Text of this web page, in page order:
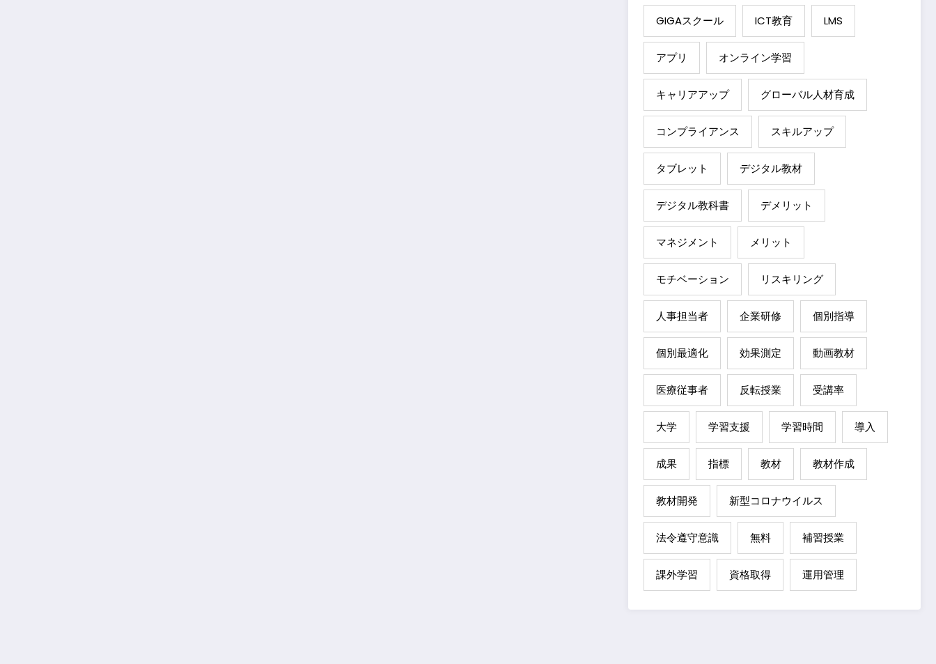
GIGAスクール ICT教育 LMS
アプリ オンライン学習
キャリアアップ グローバル人材育成
コンプライアンス スキルアップ
タブレット デジタル教材
デジタル教科書 デメリット
マネジメント メリット
モチベーション リスキリング
人事担当者 企業研修 個別指導
個別最適化 効果測定 動画教材
医療従事者 反転授業 受講率
大学 学習支援 学習時間 導入
成果 指標 教材 教材作成
教材開発 新型コロナウイルス
法令遵守意識 無料 補習授業
課外学習 資格取得 運用管理